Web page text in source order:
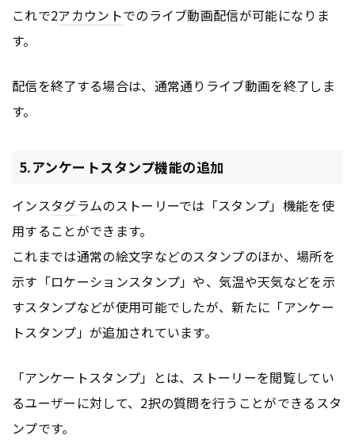
これで2アカウントでのライブ動画配信が可能になりま
す。
配信を終了する場合は、通常通りライブ動画を終了しま
す。
5.アンケートスタンプ機能の追加
インスタグラムのストーリーでは「スタンプ」機能を使
用することができます。
これまでは通常の絵文字などのスタンプのほか、場所を
示す「ロケーションスタンプ」や、気温や天気などを示
すスタンプなどが使用可能でしたが、新たに「アンケー
トスタンプ」が追加されています。
「アンケートスタンプ」とは、ストーリーを閲覧してい
るユーザーに対して、2択の質問を行うことができるスタ
ンプです。